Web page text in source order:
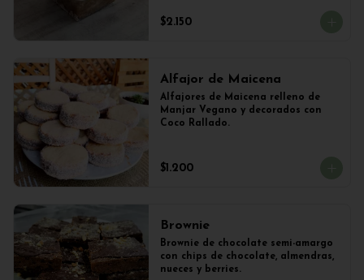
$2.150
Alfajor de Maicena
Alfajores de Maicena relleno de
Manjar Vegano y decorados con
Coco Rallado.
$1.200
Brownie
Brownie de chocolate semi-amargo
con chips de chocolate, almendras,
nueces y berries.